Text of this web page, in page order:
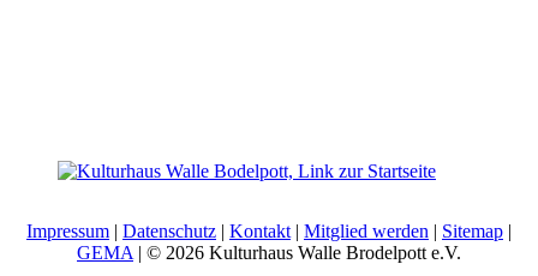
Impressum | Datenschutz | Kontakt | Mitglied werden | Sitemap |
GEMA | © 2026 Kulturhaus Walle Brodelpott e.V.